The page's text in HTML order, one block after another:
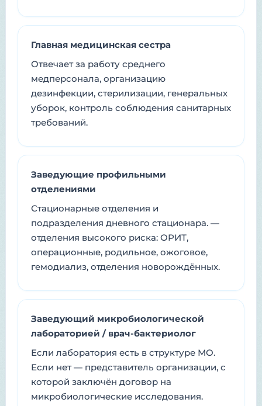
Главная медицинская сестра
Отвечает за работу среднего
медперсонала, организацию
дезинфекции, стерилизации, генеральных
уборок, контроль соблюдения санитарных
требований.
Заведующие профильными
отделениями
Стационарные отделения и
подразделения дневного стационара. —
отделения высокого риска: ОРИТ,
операционные, родильное, ожоговое,
гемодиализ, отделения новорождённых.
Заведующий микробиологической
лабораторией / врач-бактериолог
Если лаборатория есть в структуре МО.
Если нет — представитель организации, с
которой заключён договор на
микробиологические исследования.